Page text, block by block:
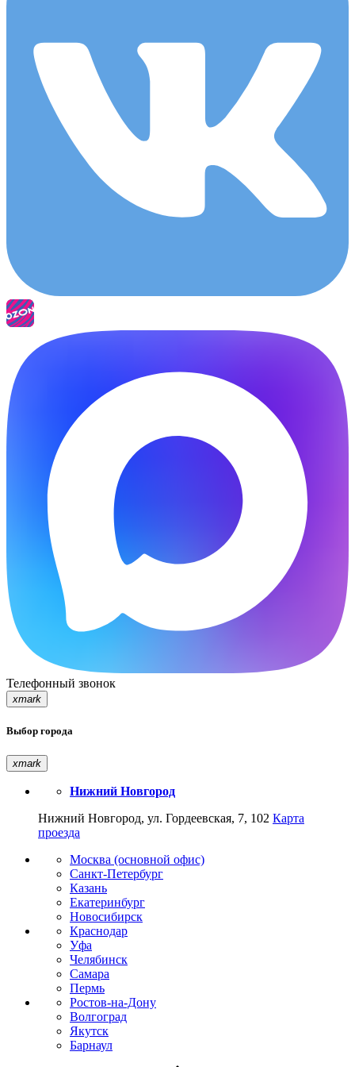
Телефонный звонок
xmark
Выбор города
xmark
Нижний Новгород
Нижний Новгород, ул. Гордеевская, 7, 102 Карта
проезда
Москва (основной офис)
Санкт-Петербург
Казань
Екатеринбург
Новосибирск
Краснодар
Уфа
Челябинск
Самара
Пермь
Ростов-на-Дону
Волгоград
Якутск
Барнаул